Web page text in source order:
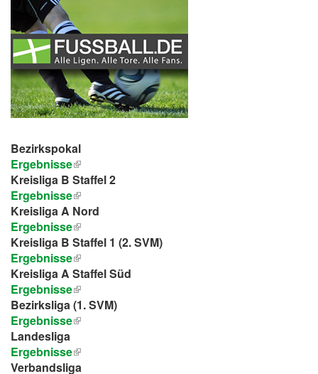
Bezirkspokal
Ergebnisse
Kreisliga B Staffel 2
Ergebnisse
Kreisliga A Nord
Ergebnisse
Kreisliga B Staffel 1 (2. SVM)
Ergebnisse
Kreisliga A Staffel Süd
Ergebnisse
Bezirksliga (1. SVM)
Ergebnisse
Landesliga
Ergebnisse
Verbandsliga